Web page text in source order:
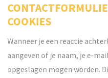
COOKIES
Wanneer je een reactie
aangeven of je naam, je e-
opgeslagen mogen worden.